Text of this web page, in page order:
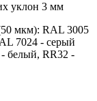
уклон 3 мм
мкм): RAL 3005
7024 - серый
белый, RR32 -